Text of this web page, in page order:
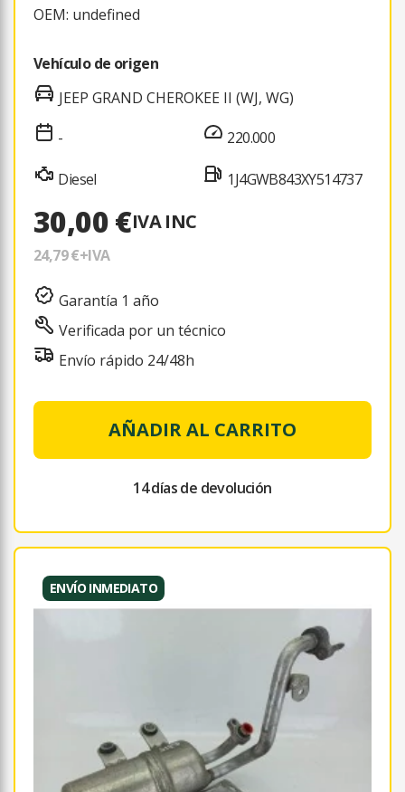
OEM: undefined
Vehículo de origen
JEEP GRAND CHEROKEE II (WJ, WG)
-
Diesel
220.000
1J4GWB843XY514737
30,00 €IVA INC
24,79 €+IVA
Garantía 1 año
Verificada por un técnico
Envío rápido 24/48h
AÑADIR AL CARRITO
14 días de devolución
ENVÍO INMEDIATO